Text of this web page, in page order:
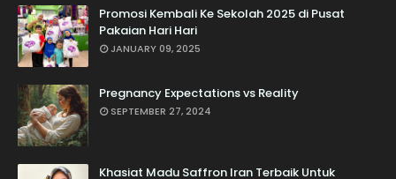
Promosi Kembali Ke Sekolah 2025 di Pusat
Pakaian Hari Hari
JANUARY 09, 2025
Pregnancy Expectations vs Reality
SEPTEMBER 27, 2024
Khasiat Madu Saffron Iran Terbaik Untuk